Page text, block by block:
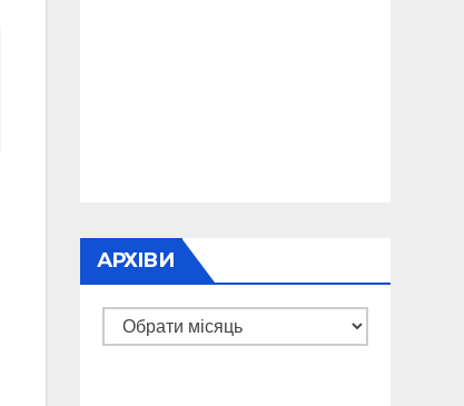
АРХІВИ
Архіви